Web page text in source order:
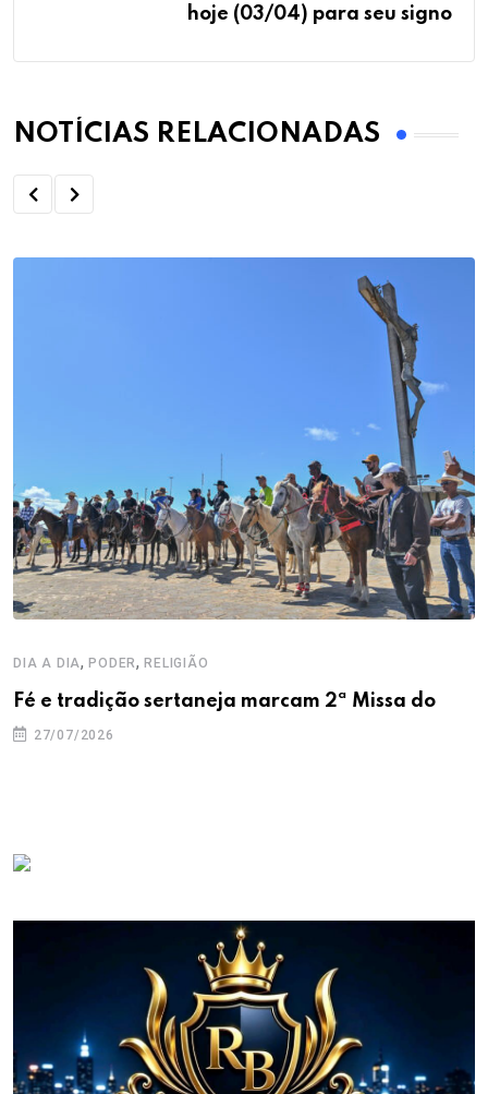
hoje (03/04) para seu signo
NOTÍCIAS RELACIONADAS
DIA A DIA,PODER,RELIGIÃO
Fé e tradição sertaneja marcam 2ª Missa do
27/07/2026